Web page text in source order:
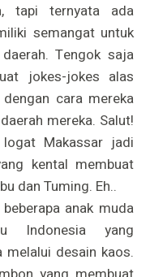
tapi ternyata ada
semangat untuk
Tengok saja
jokes-jokes alas
cara mereka
mereka. Salut!
Makassar jadi
kental membuat
dan Tuming. Eh..
anak muda
Indonesia yang
melalui desain kaos.